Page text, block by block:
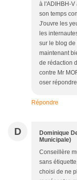
à l'ADIHBH-
son temps
J'ouvre les
les
sur le blog de
maintenant
de rédaction
contre Mr
oser
Répondre
D
Dominique
Municipale)
Conseillère
sans
choisi de ne